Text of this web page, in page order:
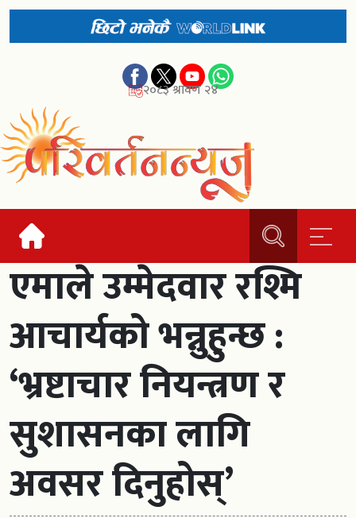
२०८३ श्रावण २४
एमाले उम्मेदवार रश्मि
आचार्यको भन्नुहुन्छ :
‘भ्रष्टाचार नियन्त्रण र
सुशासनका लागि
अवसर दिनुहोस्’